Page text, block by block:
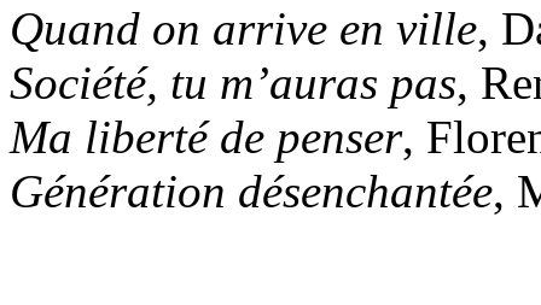
Quand on arrive en ville,
Société, tu m’auras pas,
Ma liberté de penser,
Génération désenchantée,